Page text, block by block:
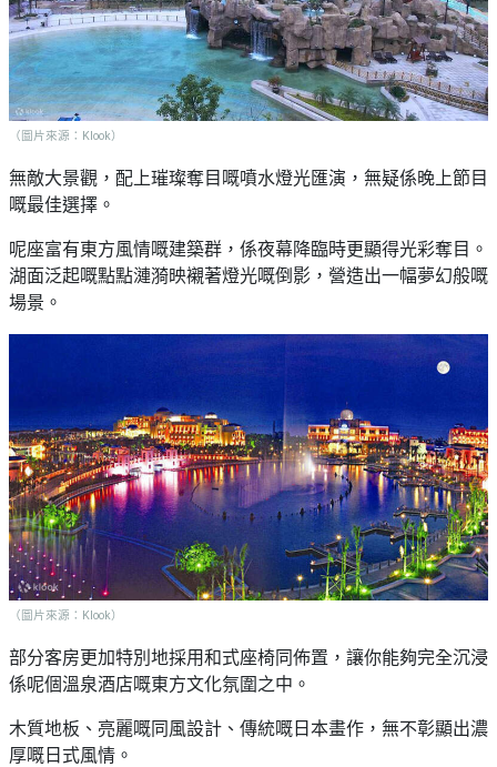
（圖片來源：Klook）
無敵大景觀，配上璀璨奪目嘅噴水燈光匯演，無疑係晚上節目
嘅最佳選擇。
呢座富有東方風情嘅建築群，係夜幕降臨時更顯得光彩奪目。
湖面泛起嘅點點漣漪映襯著燈光嘅倒影，營造出一幅夢幻般嘅
場景。
（圖片來源：Klook）
部分客房更加特別地採用和式座椅同佈置，讓你能夠完全沉浸
係呢個溫泉酒店嘅東方文化氛圍之中。
木質地板、亮麗嘅同風設計、傳統嘅日本畫作，無不彰顯出濃
厚嘅日式風情。